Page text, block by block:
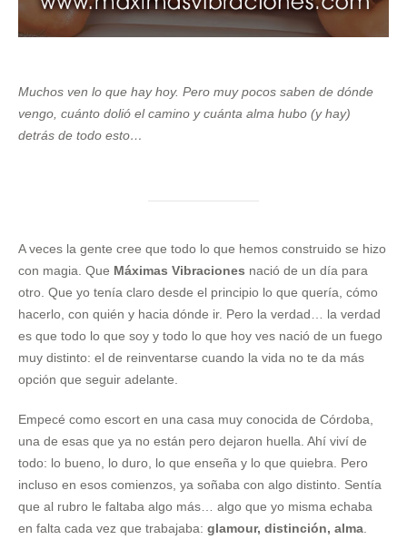
Muchos ven lo que hay hoy. Pero muy pocos saben de dónde
vengo, cuánto dolió el camino y cuánta alma hubo (y hay)
detrás de todo esto…
A veces la gente cree que todo lo que hemos construido se hizo
con magia. Que Máximas Vibraciones nació de un día para
otro. Que yo tenía claro desde el principio lo que quería, cómo
hacerlo, con quién y hacia dónde ir. Pero la verdad… la verdad
es que todo lo que soy y todo lo que hoy ves nació de un fuego
muy distinto: el de reinventarse cuando la vida no te da más
opción que seguir adelante.
Empecé como escort en una casa muy conocida de Córdoba,
una de esas que ya no están pero dejaron huella. Ahí viví de
todo: lo bueno, lo duro, lo que enseña y lo que quiebra. Pero
incluso en esos comienzos, ya soñaba con algo distinto. Sentía
que al rubro le faltaba algo más… algo que yo misma echaba
en falta cada vez que trabajaba: glamour, distinción, alma